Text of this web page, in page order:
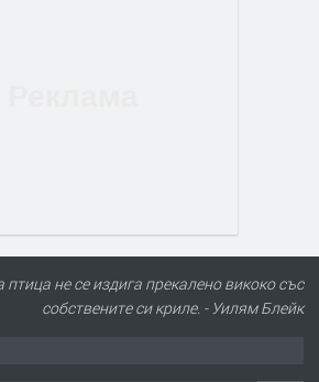
птица не се издига прекалено викоко със
собствените си криле. - Уилям Блейк